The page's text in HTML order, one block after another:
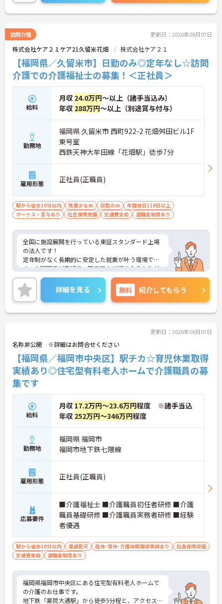
い！
訪問介護 更新日：2026年08月07日
株式会社ケア２１ケア21久留米花畑 株式会社ケア２１
【福岡県／久留米市】日勤のみ◎定年なし☆訪問
介護での介護福祉士の募集！＜正社員＞
給料
月収 24.0万円～以上（諸手当込み）
年収 288万円～以上（別途賞与付与）
勤務地
福岡県 久留米市 西町922-2 花畑舛田ビル1F
東号室
西鉄天神大牟田線「花畑駅」徒歩7分
雇用形態 正社員(正職員)
駅から徒歩10分以内 残業少なめ 日勤のみ
年間休日110日以上
ボーナス・賞与あり
社会保険完備 交通費支給 退職金制度あり
全国に施設展開を行っている東証スタンダード上場
の法人です！
定年制がなく長期的に安定した就業が叶う環境で
す。人間関係が良好で、職員同士が認め合う文化が
根付いています。
ご興味のある方には、面接対策ポイントなど、さら
に詳細をご案内しますのでお気軽にご相談くださ
い！
詳細を見る 無料 紹介してもらう
更新日：2026年08月07日
名称非公開 ※詳細はお問合せください
【福岡県／福岡市中央区】駅チカ☆育児休業取得
実績あり◎住宅型有料老人ホームで介護職員の募
集です
給料
月収 17.2万円～23.6万円程度 ※諸手当込
年収 252万円～346万円程度
勤務地
福岡県 福岡市
福岡市地下鉄七隈線
雇用形態 正社員(正職員)
応募要件
■介護福祉士 ■介護職員初任者研修 ■介護
職員基礎研修 ■介護職員実務者研修 ■経験
者優遇
駅から徒歩10分以内 車通勤可 産休･育休･介護休暇取得実績あり
社会保険完備
交通費支給
退職金制度あり
福岡県福岡市中央区にある住宅型有料老人ホームで
の介護のお仕事です。
地下鉄「薬院大通駅」から徒歩5分程と、アクセス